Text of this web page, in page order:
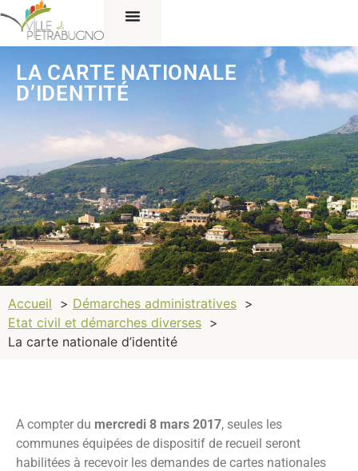
LA CARTE NATIONALE
D’IDENTITÉ
Accueil
Démarches administratives
Etat civil et démarches diverses
La carte nationale d’identité
A compter du mercredi 8 mars 2017, seules les
communes équipées de dispositif de recueil seront
habilitées à recevoir les demandes de cartes nationales